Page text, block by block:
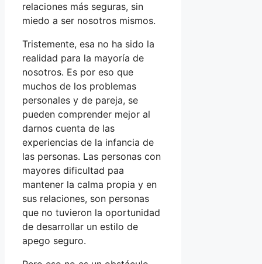
relaciones más seguras, sin
miedo a ser nosotros mismos.
Tristemente, esa no ha sido la
realidad para la mayoría de
nosotros. Es por eso que
muchos de los problemas
personales y de pareja, se
pueden comprender mejor al
darnos cuenta de las
experiencias de la infancia de
las personas. Las personas con
mayores dificultad paa
mantener la calma propia y en
sus relaciones, son personas
que no tuvieron la oportunidad
de desarrollar un estilo de
apego seguro.